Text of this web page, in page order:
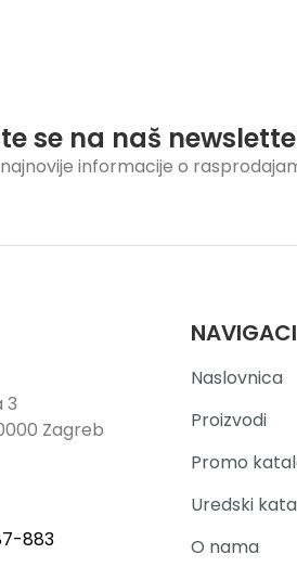
se na naš
informacije o
3
Zagreb
883
Naslovnica
Proizvodi
Promo
Uredski
O nama